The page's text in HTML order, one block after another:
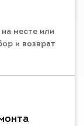
месте или
и возврат